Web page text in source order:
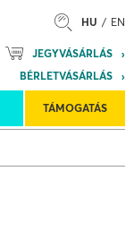
HU EN
JEGYVÁSÁRLÁS
BÉRLETVÁSÁRLÁS
TÁMOGATÁS
Felkéréses
koncertek